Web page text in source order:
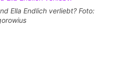
Ella Endlich verliebt? Foto: